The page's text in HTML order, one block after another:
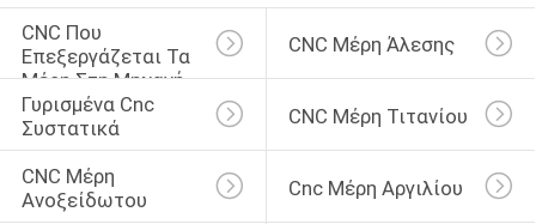
CNC Που
Επεξεργάζεται Τα
Μέρη Στη Μηχανή
CNC Μέρη Άλεσης
Γυρισμένα Cnc
Συστατικά
CNC Μέρη Τιτανίου
CNC Μέρη
Ανοξείδωτου
Cnc Μέρη Αργιλίου